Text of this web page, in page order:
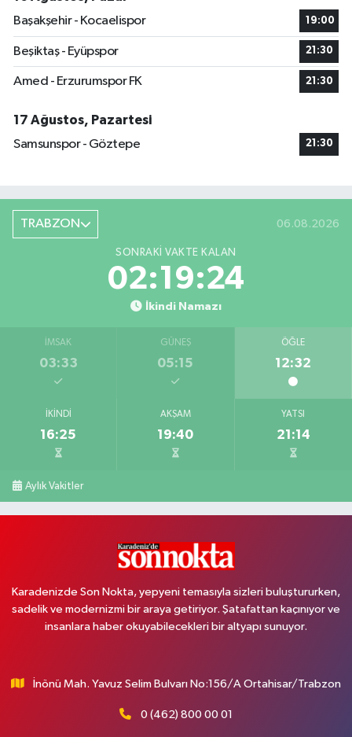
Başakşehir - Kocaelispor
19:00
Beşiktaş - Eyüpspor 21:30
Amed - Erzurumspor FK 21:30
17 Ağustos, Pazartesi
Samsunspor - Göztepe
21:30
TRABZON 06.08.2026
SONRAKI VAKTE KALAN
02:19:23
İkindi Namazı
İMSAK
03:33
GÜNEŞ
05:15
ÖĞLE
12:32
İKINDI
16:25
AKŞAM
19:40
YATSI
21:14
Aylık Vakitler
Karadenizde Son Nokta, yepyeni temasıyla sizleri buluştururken,
sadelik ve modernizmi bir araya getiriyor. Şatafattan kaçınıyor ve
insanlara haber okuyabilecekleri bir altyapı sunuyor.
İnönü Mah. Yavuz Selim Bulvarı No:156/A Ortahisar/Trabzon
0 (462) 800 00 01